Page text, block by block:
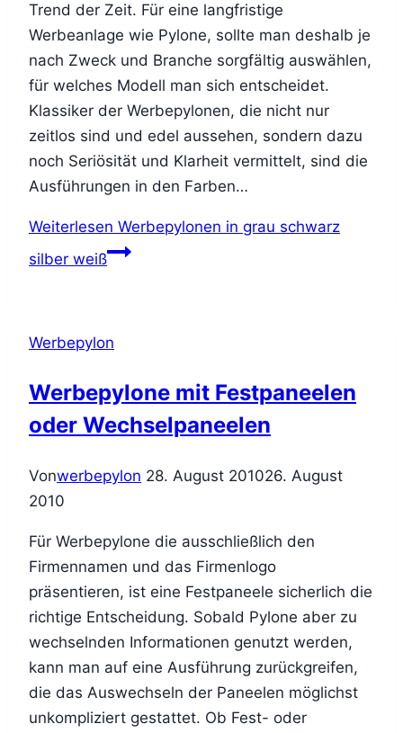
Trend der Zeit. Für eine langfristige
Werbeanlage wie Pylone, sollte man deshalb je
nach Zweck und Branche sorgfältig auswählen,
für welches Modell man sich entscheidet.
Klassiker der Werbepylonen, die nicht nur
zeitlos sind und edel aussehen, sondern dazu
noch Seriösität und Klarheit vermittelt, sind die
Ausführungen in den Farben…
Weiterlesen Werbepylonen in grau schwarz
silber weiß
Werbepylon
Werbepylone mit Festpaneelen
oder Wechselpaneelen
Vonwerbepylon 28. August 201026. August
2010
Für Werbepylone die ausschließlich den
Firmennamen und das Firmenlogo
präsentieren, ist eine Festpaneele sicherlich die
richtige Entscheidung. Sobald Pylone aber zu
wechselnden Informationen genutzt werden,
kann man auf eine Ausführung zurückgreifen,
die das Auswechseln der Paneelen möglichst
unkompliziert gestattet. Ob Fest- oder